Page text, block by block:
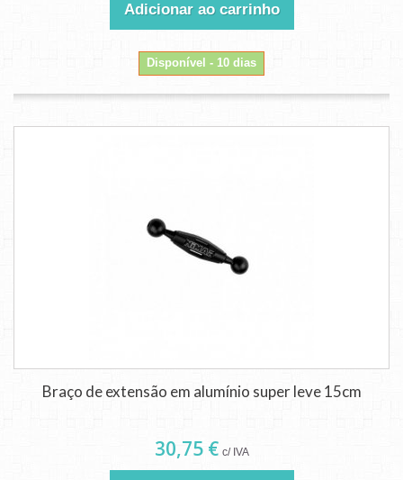
Adicionar ao carrinho
Disponível - 10 dias
Braço de extensão em alumínio super leve 15cm
30,75 € c/ IVA